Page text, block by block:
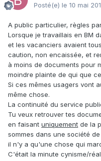
Posté(e) le 10 mai
A public particulier, règles
Lorsque je travaillais en BM
et les vacanciers avaient
caution, non encaissée, et
à moins de documents pour
moindre plainte de qui que
Si ces mêmes usagers vont
même chose.
La continuité du service
Tu veux retrouver tes
en faisant uniquement de la
sommes dans une société
il n'y a qu'une chose qui
C'était la minute cynisme/